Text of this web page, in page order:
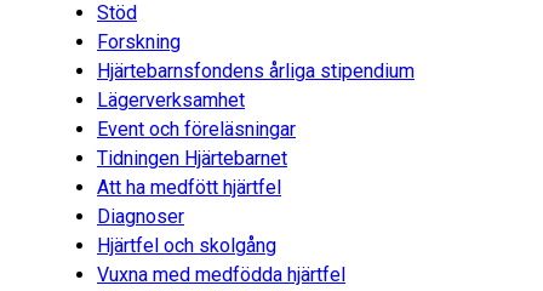
Stöd
Forskning
Hjärtebarnsfondens årliga stipendium
Lägerverksamhet
Event och föreläsningar
Tidningen Hjärtebarnet
Att ha medfött hjärtfel
Diagnoser
Hjärtfel och skolgång
Vuxna med medfödda hjärtfel